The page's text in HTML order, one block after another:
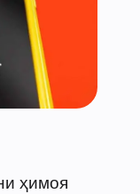
ҳимоя